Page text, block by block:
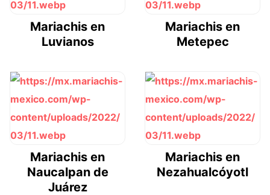
Mariachis en
Luvianos
Mariachis en
Metepec
Mariachis en
Naucalpan de
Juárez
Mariachis en
Nezahualcóyotl